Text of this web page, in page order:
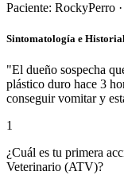
Paciente: RockyPerro ·
Sintomatología e
"El dueño sospecha
plástico duro hace 3
conseguir vomitar y
1
¿Cuál es tu primera
Veterinario (ATV)?